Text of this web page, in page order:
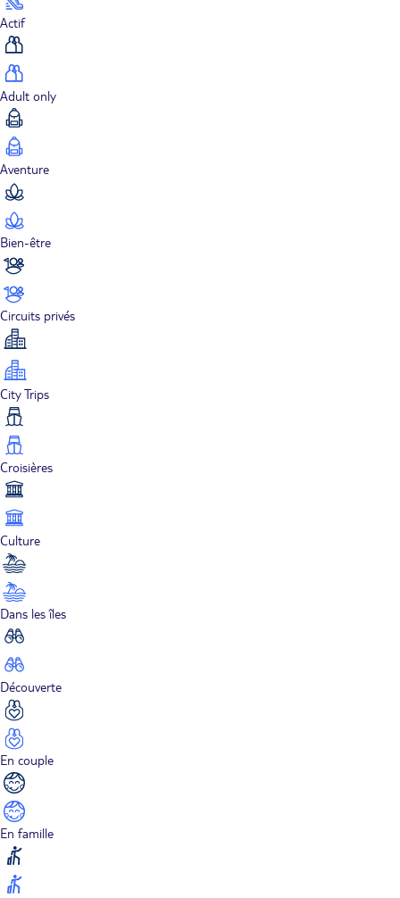
Actif
Adult only
Aventure
Bien-être
Circuits privés
City Trips
Croisières
Culture
Dans les îles
Découverte
En couple
En famille